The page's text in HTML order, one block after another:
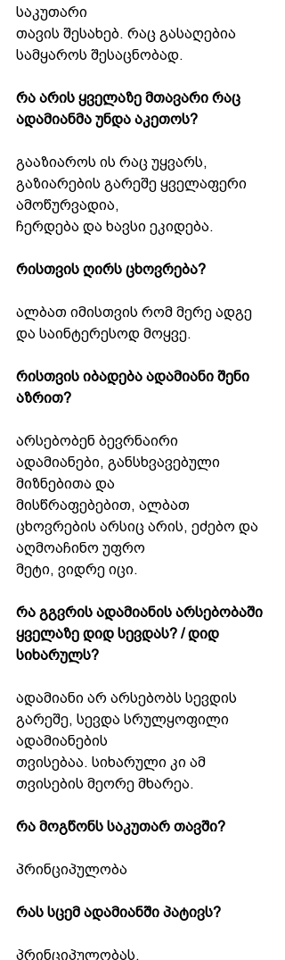
საკუთარი
თავის შესახებ. რაც გასაღებია
სამყაროს შესაცნობად.
რა არის ყველაზე მთავარი რაც
ადამიანმა უნდა აკეთოს?
გააზიაროს ის რაც უყვარს,
გაზიარების გარეშე ყველაფერი
ამოწურვადია,
ჩერდება და ხავსი ეკიდება.
რისთვის ღირს ცხოვრება?
ალბათ იმისთვის რომ მერე ადგე
და საინტერესოდ მოყვე.
რისთვის იბადება ადამიანი შენი
აზრით?
არსებობენ ბევრნაირი
ადამიანები, განსხვავებული
მიზნებითა და
მისწრაფებებით, ალბათ
ცხოვრების არსიც არის, ეძებო და
აღმოაჩინო უფრო
მეტი, ვიდრე იცი.
რა გგვრის ადამიანის არსებობაში
ყველაზე დიდ სევდას? / დიდ
სიხარულს?
ადამიანი არ არსებობს სევდის
გარეშე, სევდა სრულყოფილი
ადამიანების
თვისებაა. სიხარული კი ამ
თვისების მეორე მხარეა.
რა მოგწონს საკუთარ თავში?
პრინციპულობა
რას სცემ ადამიანში პატივს?
პრინციპულობას.